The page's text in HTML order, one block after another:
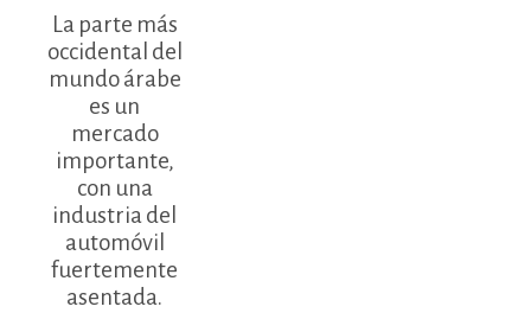
La parte más
occidental del
mundo árabe
es un
mercado
importante,
con una
industria del
automóvil
fuertemente
asentada.